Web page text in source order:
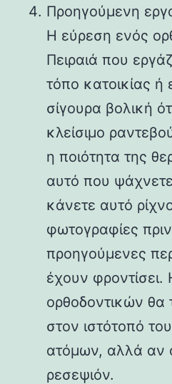
Προηγούμενη
Η εύρεση ενός
Πειραιά που
τόπο κατοικίας ή
σίγουρα βολική
κλείσιμο
η ποιότητα της
αυτό που
κάνετε αυτό
φωτογραφίες
προηγούμενες
έχουν
ορθοδοντικών θα
στον ιστότοπό
ατόμων, αλλά αν
ρεσεψιόν.